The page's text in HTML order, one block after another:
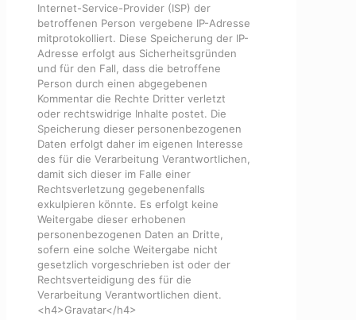
Internet-Service-Provider (ISP) der
betroffenen Person vergebene IP-Adresse
mitprotokolliert. Diese Speicherung der IP-
Adresse erfolgt aus Sicherheitsgründen
und für den Fall, dass die betroffene
Person durch einen abgegebenen
Kommentar die Rechte Dritter verletzt
oder rechtswidrige Inhalte postet. Die
Speicherung dieser personenbezogenen
Daten erfolgt daher im eigenen Interesse
des für die Verarbeitung Verantwortlichen,
damit sich dieser im Falle einer
Rechtsverletzung gegebenenfalls
exkulpieren könnte. Es erfolgt keine
Weitergabe dieser erhobenen
personenbezogenen Daten an Dritte,
sofern eine solche Weitergabe nicht
gesetzlich vorgeschrieben ist oder der
Rechtsverteidigung des für die
Verarbeitung Verantwortlichen dient.
<h4>Gravatar</h4>